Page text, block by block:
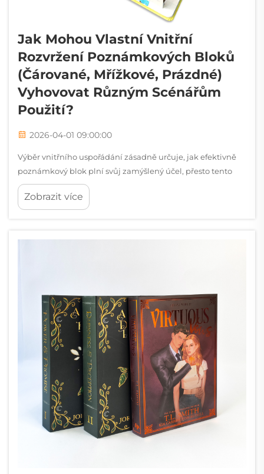
Jak Mohou Vlastní Vnitřní
Rozvržení Poznámkových Bloků
(čárované, Mřížkové, Prázdné)
Vyhovovat Různým Scénářům
Použití?
2026-04-01 09:00:00
Výběr vnitřního uspořádání zásadně určuje, jak efektivně
poznámkový blok plní svůj zamýšlený účel, přesto tento
klíčový aspekt přizpůsobení často podceňují jak podniky,
tak spotřebitelé při nákupu kancelářských potřeb. Vnitřní
Zobrazit více